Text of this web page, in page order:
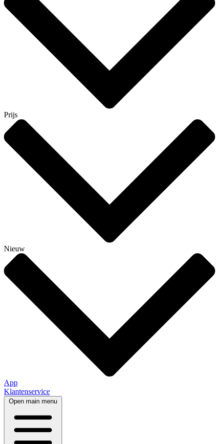
Prijs
Nieuw
App
Klantenservice
Open main menu